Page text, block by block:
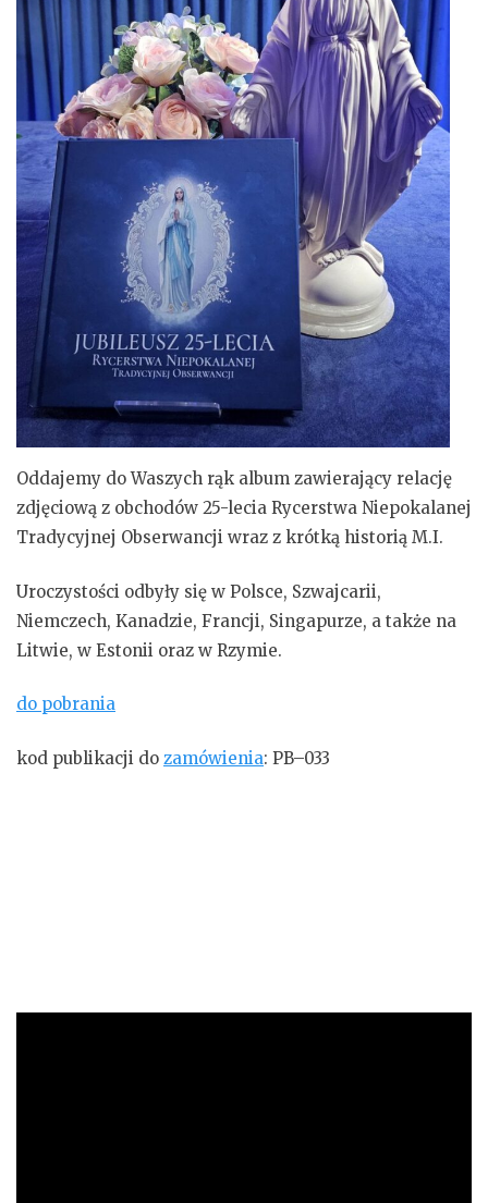
Oddajemy do Waszych rąk album zawierający relację
zdjęciową z obchodów 25-lecia Rycerstwa Niepokalanej
Tradycyjnej Obserwancji wraz z krótką historią M.I.
Uroczystości odbyły się w Polsce, Szwajcarii,
Niemczech, Kanadzie, Francji, Singapurze, a także na
Litwie, w Estonii oraz w Rzymie.
do pobrania
kod publikacji do zamówienia: PB–033